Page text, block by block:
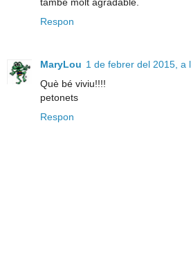
Respon
MaryLou 1 de febrer del 2015, a
Què bé viviu!!!!
petonets
Respon